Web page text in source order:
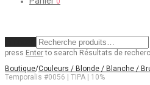
press Enterto search Résultats de
Boutique/Couleurs / Blonde / Blanche /
Temporalis #0056 | TIPA | 10%